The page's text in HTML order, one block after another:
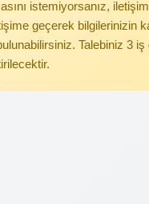
istemiyorsanız,
geçerek bilgilerinizin
Talebiniz 3 iş